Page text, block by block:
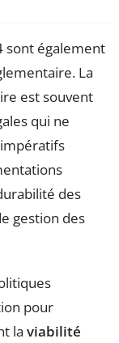
sont également
La
est souvent
qui ne
des
gestion des
pour
la viabilité